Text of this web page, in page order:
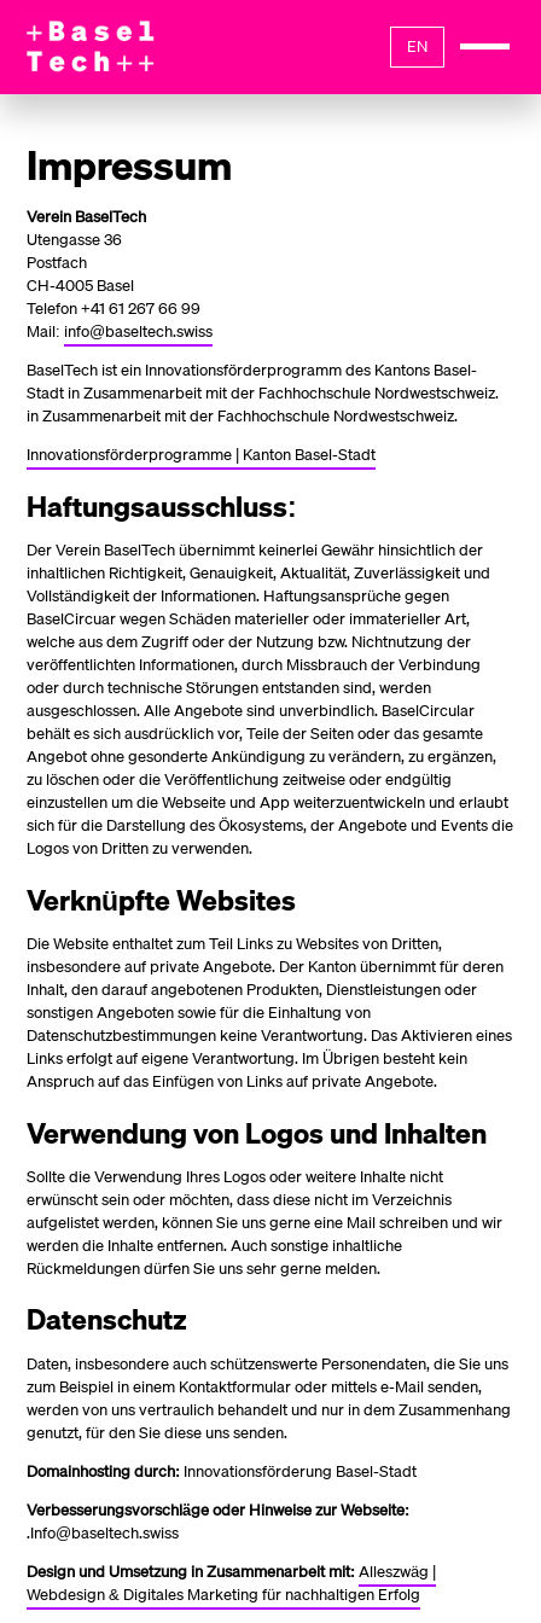
EN
Impressum
Verein BaselTech
Utengasse 36
Postfach
CH-4005 Basel
Telefon +41 61 267 66 99
Mail: info@baseltech.swiss
BaselTech ist ein Innovationsförderprogramm des Kantons Basel-
Stadt in Zusammenarbeit mit der Fachhochschule Nordwestschweiz.
in Zusammenarbeit mit der Fachhochschule Nordwestschweiz.
Innovationsförderprogramme | Kanton Basel-Stadt
Haftungsausschluss:
Der Verein BaselTech übernimmt keinerlei Gewähr hinsichtlich der
inhaltlichen Richtigkeit, Genauigkeit, Aktualität, Zuverlässigkeit und
Vollständigkeit der Informationen. Haftungsansprüche gegen
BaselCircuar wegen Schäden materieller oder immaterieller Art,
welche aus dem Zugriff oder der Nutzung bzw. Nichtnutzung der
veröffentlichten Informationen, durch Missbrauch der Verbindung
oder durch technische Störungen entstanden sind, werden
ausgeschlossen. Alle Angebote sind unverbindlich. BaselCircular
behält es sich ausdrücklich vor, Teile der Seiten oder das gesamte
Angebot ohne gesonderte Ankündigung zu verändern, zu ergänzen,
zu löschen oder die Veröffentlichung zeitweise oder endgültig
einzustellen um die Webseite und App weiterzuentwickeln und erlaubt
sich für die Darstellung des Ökosystems, der Angebote und Events die
Logos von Dritten zu verwenden.
Verknüpfte Websites
Die Website enthaltet zum Teil Links zu Websites von Dritten,
insbesondere auf private Angebote. Der Kanton übernimmt für deren
Inhalt, den darauf angebotenen Produkten, Dienstleistungen oder
sonstigen Angeboten sowie für die Einhaltung von
Datenschutzbestimmungen keine Verantwortung. Das Aktivieren eines
Links erfolgt auf eigene Verantwortung. Im Übrigen besteht kein
Anspruch auf das Einfügen von Links auf private Angebote.
Verwendung von Logos und Inhalten
Sollte die Verwendung Ihres Logos oder weitere Inhalte nicht
erwünscht sein oder möchten, dass diese nicht im Verzeichnis
aufgelistet werden, können Sie uns gerne eine Mail schreiben und wir
werden die Inhalte entfernen. Auch sonstige inhaltliche
Rückmeldungen dürfen Sie uns sehr gerne melden.
Datenschutz
Daten, insbesondere auch schützenswerte Personendaten, die Sie uns
zum Beispiel in einem Kontaktformular oder mittels e-Mail senden,
werden von uns vertraulich behandelt und nur in dem Zusammenhang
genutzt, für den Sie diese uns senden.
Domainhosting durch: Innovationsförderung Basel-Stadt
Verbesserungsvorschläge oder Hinweise zur Webseite:
.Info@baseltech.swiss
Design und Umsetzung in Zusammenarbeit mit:Alleszwäg |
Webdesign & Digitales Marketing für nachhaltigen Erfolg